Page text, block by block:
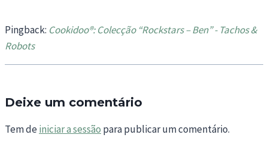
Pingback: Cookidoo®: Colecção “Rockstars – Ben” - Tachos &
Robots
Deixe um comentário
Tem deiniciar a sessão para publicar um comentário.